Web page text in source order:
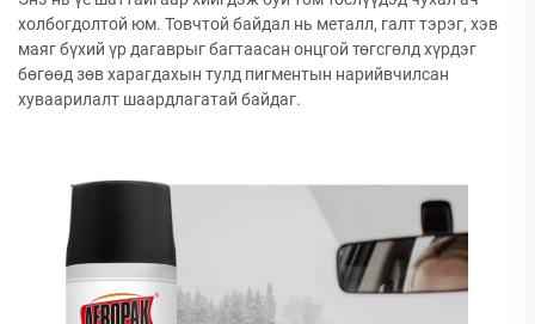
холбогдолтой юм. Товчтой байдал нь металл, галт тэрэг, хэв
маяг бүхий үр дагаврыг багтаасан онцгой төгсгөлд хүрдэг
бөгөөд зөв харагдахын тулд пигментын нарийвчилсан
хуваарилалт шаардлагатай байдаг.